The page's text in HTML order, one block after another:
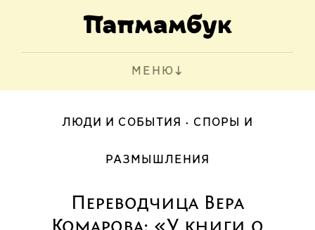
МЕНЮ
ЛЮДИ И СОБЫТИЯ СПОРЫ И
РАЗМЫШЛЕНИЯ
Переводчица Вера